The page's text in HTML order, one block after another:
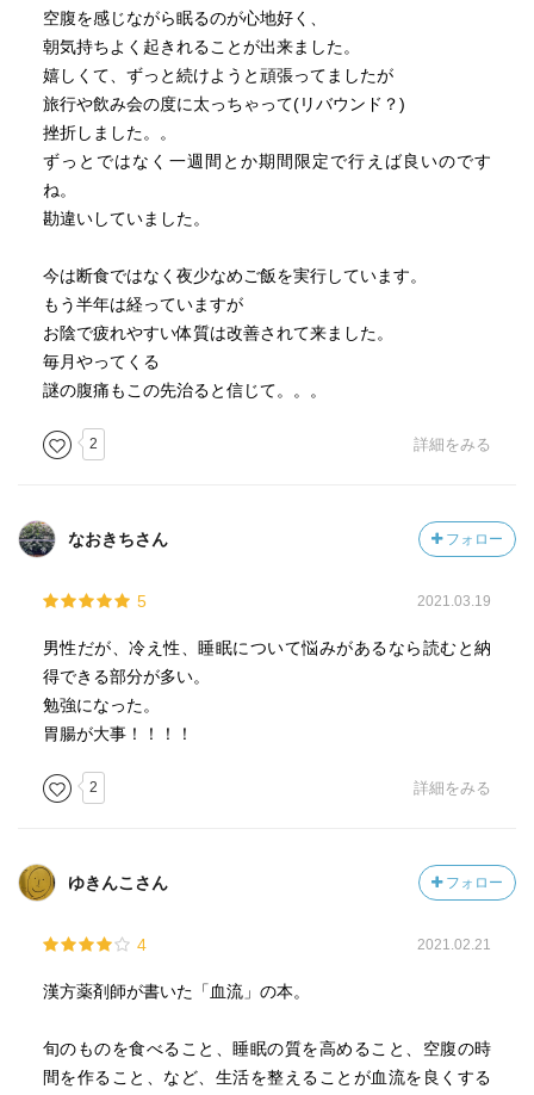
やバストアップも期待されている。
ツボを押すときは、ながらでは無くリラックスして集中す
ることがポイント。ゆっくりと。
「陰」は、ネガティブなものではなく
支えているもの、調和と平和、ミステリアスで見えにくい
もの。
陰＝調和
目の前の悩みや障害を乗り越えることで次の視界やその先
の展望が開けてくる。見ないふりをして進んでも、先が見
えずに不安だけな大きくなってしまう。だからこそ、まず
目の前にある課題を解決していくことがとても大切。
緒に解決していくことに繋がる。
ない。食事制限だけでは下半身太りは全く解消しないが、
運動だとバランスよくやせる。血流のため。動くことによ
って下半身の血流がよくなり、体温が上がるために上半身
生理痛はないのが正常。
漢方では「不痛則痛」（通ざればすなわち痛む）といっ
て、血流がよくないと痛みが生じると考える。
と血が届かないために冷える。
サイン。放置しておくと、婦人科系のさまざまな病気や問
題を招くことになる。
根本的には血を増やす。
更年期に血を補って症状を改善するのにもっとも適した食
空腹を感じながら眠るのが心地好く、
朝気持ちよく起きれることが出来ました。
嬉しくて、ずっと続けようと頑張ってましたが
旅行や飲み会の度に太っちゃって(リバウンド？)
挫折しました。。
ずっとではなく一週間とか期間限定で行えば良いのです
ね。
勘違いしていました。
今は断食ではなく夜少なめご飯を実行しています。
もう半年は経っていますが
お陰で疲れやすい体質は改善されて来ました。
毎月やってくる
謎の腹痛もこの先治ると信じて。。。
2 詳細をみる
なおきちさん フォロー
5 2021.03.19
男性だが、冷え性、睡眠について悩みがあるなら読むと納
得できる部分が多い。
勉強になった。
胃腸が大事！！！！
2 詳細をみる
ゆきんこさん フォロー
4 2021.02.21
漢方薬剤師が書いた「血流」の本。
旬のものを食べること、睡眠の質を高めること、空腹の時
間を作ること、など、生活を整えることが血流を良くする